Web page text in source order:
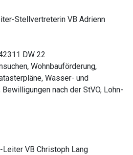
Stellvertreterin VB Adrienn
DW 22
Wohnbauförderung,
Wasser- und
nach der StVO, Lohn-
VB Christoph Lang